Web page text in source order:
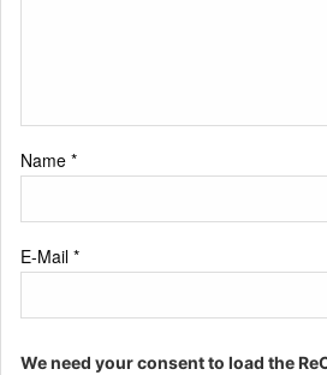
Name *
E-Mail *
We need your consent to load the